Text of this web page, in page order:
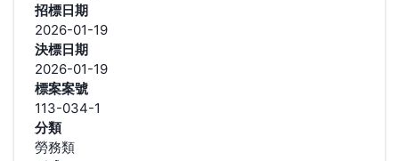
招標日期
2026-01-19
決標日期
2026-01-19
標案案號
113-034-1
分類
勞務類